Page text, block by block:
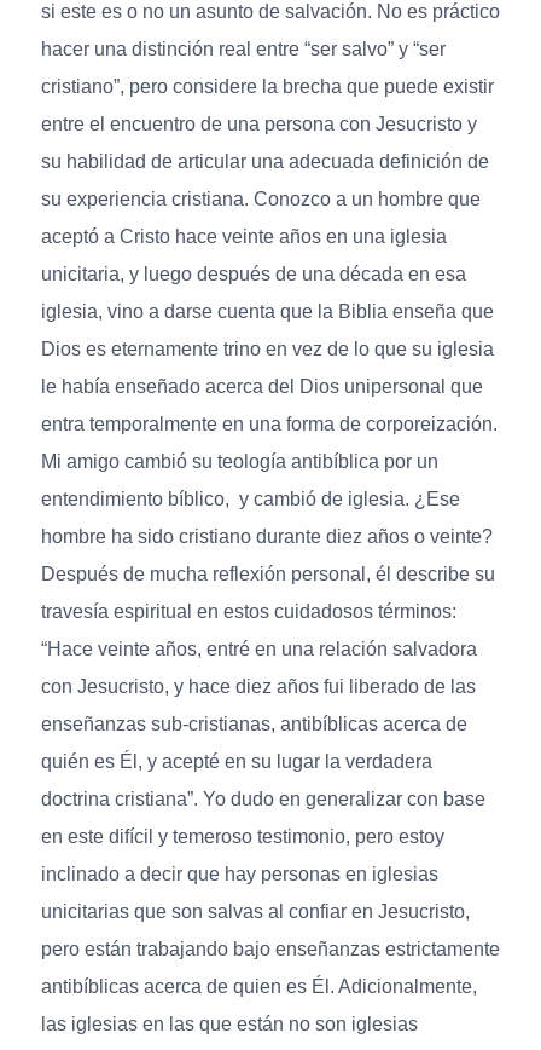
si este es o no un asunto de salvación. No es práctico
hacer una distinción real entre “ser salvo” y “ser
cristiano”, pero considere la brecha que puede existir
entre el encuentro de una persona con Jesucristo y
su habilidad de articular una adecuada definición de
su experiencia cristiana. Conozco a un hombre que
aceptó a Cristo hace veinte años en una iglesia
unicitaria, y luego después de una década en esa
iglesia, vino a darse cuenta que la Biblia enseña que
Dios es eternamente trino en vez de lo que su iglesia
le había enseñado acerca del Dios unipersonal que
entra temporalmente en una forma de corporeización.
Mi amigo cambió su teología antibíblica por un
entendimiento bíblico, y cambió de iglesia. ¿Ese
hombre ha sido cristiano durante diez años o veinte?
Después de mucha reflexión personal, él describe su
travesía espiritual en estos cuidadosos términos:
“Hace veinte años, entré en una relación salvadora
con Jesucristo, y hace diez años fui liberado de las
enseñanzas sub-cristianas, antibíblicas acerca de
quién es Él, y acepté en su lugar la verdadera
doctrina cristiana”. Yo dudo en generalizar con base
en este difícil y temeroso testimonio, pero estoy
inclinado a decir que hay personas en iglesias
unicitarias que son salvas al confiar en Jesucristo,
pero están trabajando bajo enseñanzas estrictamente
antibíblicas acerca de quien es Él. Adicionalmente,
las iglesias en las que están no son iglesias